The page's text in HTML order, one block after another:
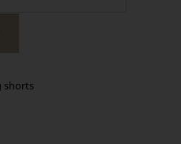
shorts